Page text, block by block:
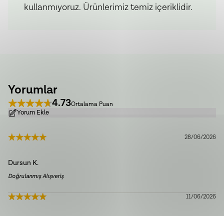
kullanmıyoruz. Ürünlerimiz temiz içeriklidir.
Yorumlar
4.73Ortalama Puan
Yorum Ekle
Dursun K.
Doğrulanmış Alışveriş
28/06/2026
11/06/2026